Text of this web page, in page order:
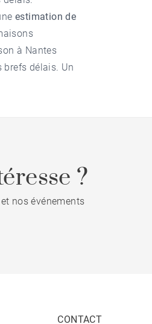
estimation de
à Nantes
délais. Un
?
nos événements
CONTACT